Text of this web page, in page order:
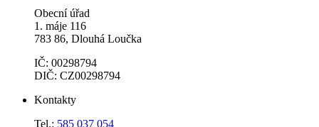
Obecní úřad
1. máje 116
783 86, Dlouhá Loučka
IČ: 00298794
DIČ: CZ00298794
Kontakty
Tel.: 585 037 054